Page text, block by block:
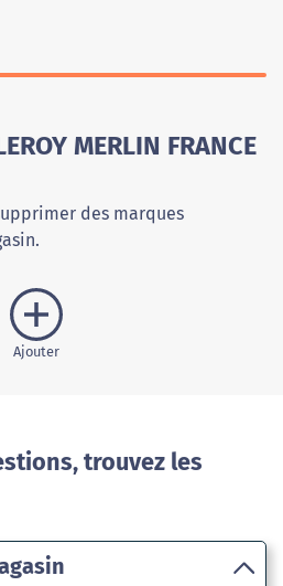
MERLIN FRANCE
des marques
Ajouter
trouvez les